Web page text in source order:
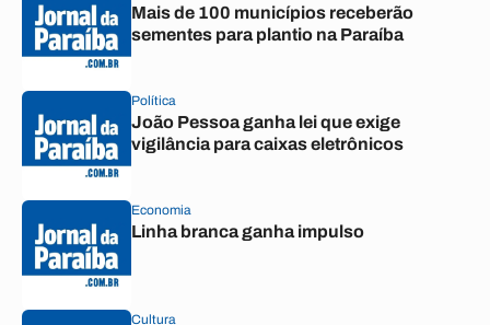
Mais de 100 municípios receberão
sementes para plantio na Paraíba
Política
João Pessoa ganha lei que exige
vigilância para caixas eletrônicos
Economia
Linha branca ganha impulso
Cultura